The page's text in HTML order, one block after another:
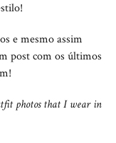
e mesmo assim
post com os últimos
photos that I wear in